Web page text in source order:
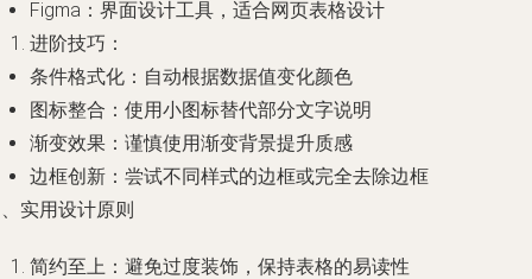
Figma：界面设计工具，适合网页表格设计
进阶技巧：
条件格式化：自动根据数据值变化颜色
图标整合：使用小图标替代部分文字说明
渐变效果：谨慎使用渐变背景提升质感
边框创新：尝试不同样式的边框或完全去除边框
实用设计原则
简约至上：避免过度装饰，保持表格的易读性